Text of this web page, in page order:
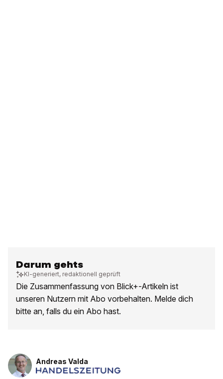
Darum gehts
KI-generiert, redaktionell geprüft
Die Zusammenfassung von Blick+-Artikeln ist
unseren Nutzern mit Abo vorbehalten. Melde dich
bitte an, falls du ein Abo hast.
Andreas Valda